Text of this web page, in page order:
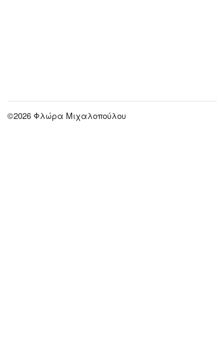
©2026 Φλώρα Μιχαλοπούλου